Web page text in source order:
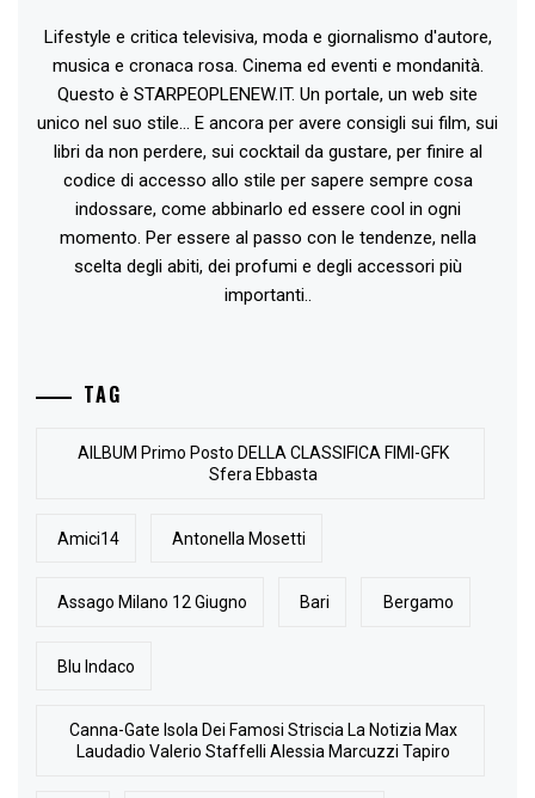
Lifestyle e critica televisiva, moda e giornalismo d'autore,
musica e cronaca rosa. Cinema ed eventi e mondanità.
Questo è STARPEOPLENEW.IT. Un portale, un web site
unico nel suo stile... E ancora per avere consigli sui film, sui
libri da non perdere, sui cocktail da gustare, per finire al
codice di accesso allo stile per sapere sempre cosa
indossare, come abbinarlo ed essere cool in ogni
momento. Per essere al passo con le tendenze, nella
scelta degli abiti, dei profumi e degli accessori più
importanti..
TAG
AlLBUM Primo Posto DELLA CLASSIFICA FIMI-GFK
Sfera Ebbasta
Amici14 Antonella Mosetti
Assago Milano 12 Giugno Bari Bergamo
Blu Indaco
Canna-Gate Isola Dei Famosi Striscia La Notizia Max
Laudadio Valerio Staffelli Alessia Marcuzzi Tapiro